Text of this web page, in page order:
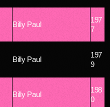
Billy Paul
197
7
Billy Paul
197
9
Billy Paul
198
0